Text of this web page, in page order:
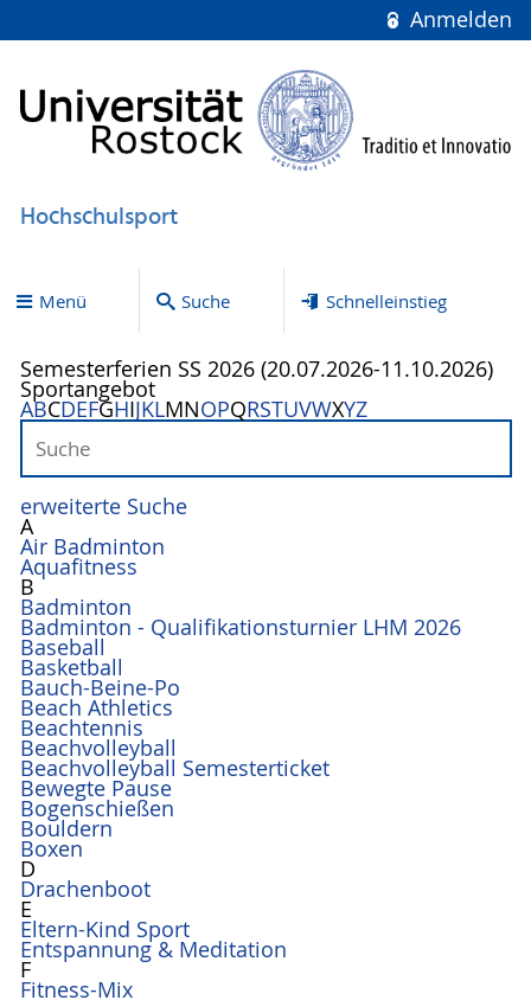
Anmelden
Hochschulsport
Menü Suche Schnelleinstieg
Semesterferien SS 2026 (20.07.2026-11.10.2026)
Sportangebot
ABCDEFGHIJKLMNOPQRSTUVWXYZ
erweiterte Suche
A
Air Badminton
Aquafitness
B
Badminton
Badminton - Qualifikationsturnier LHM 2026
Baseball
Basketball
Bauch-Beine-Po
Beach Athletics
Beachtennis
Beachvolleyball
Beachvolleyball Semesterticket
Bewegte Pause
Bogenschießen
Bouldern
Boxen
D
Drachenboot
E
Eltern-Kind Sport
Entspannung & Meditation
F
Fitness-Mix